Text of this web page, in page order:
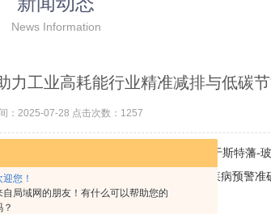
迎您！
自局域网的朋友！有什么可以帮助您的
？
News Information
力工业高耗能行业精准减排与低碳
：2025-07-28 点击次数：1257
度场图像的被动式检测技术
。其原理基于斯特藩-
实现乳腺癌筛查准确率81%、心脑血管疾病预警准